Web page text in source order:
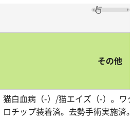
その他
猫白血病（-）/猫エイズ（-）。ワ
ロチップ装着済。去勢手術実施済。